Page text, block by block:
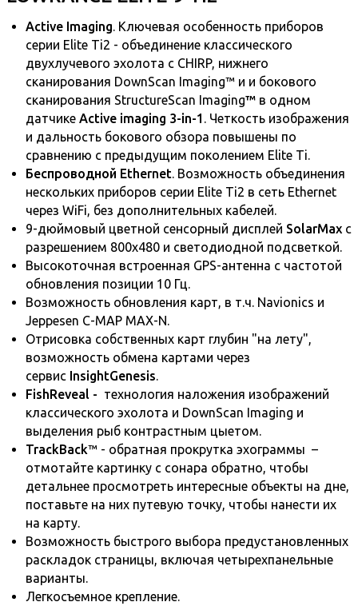
Active Imaging. Ключевая особенность приборов
серии Elite Ti2 - объединение классического
двухлучевого эхолота с CHIRP, нижнего
сканирования DownScan Imaging™ и и бокового
сканирования StructureScan Imaging™ в одном
датчике Active imaging 3-in-1 . Четкость изображения
и дальность бокового обзора повышены по
сравнению с предыдущим поколением Elite Ti.
Беспроводной Ethernet. Возможность объединения
нескольких приборов серии Elite Ti2 в сеть Ethernet
через WiFi, без дополнительных кабелей.
9-дюймовый цветной сенсорный дисплей SolarMax c
разрешением 800x480 и светодиодной подсветкой.
Высокоточная встроенная GPS-антенна с частотой
обновления позиции 10 Гц.
Возможность обновления карт, в т.ч. Navionics и
Jeppesen C-MAP MAX-N.
Отрисовка собственных карт глубин "на лету",
возможность обмена картами через
сервис InsightGenesis.
FishReveal - технология наложения изображений
классического эхолота и DownScan Imaging и
выделения рыб контрастным цыетом.
TrackBack™ - обратная прокрутка эхограммы –
отмотайте картинку c сонара обратно, чтобы
детальнее просмотреть интересные объекты на дне,
поставьте на них путевую точку, чтобы нанести их
на карту.
Возможность быстрого выбора предустановленных
раскладок страницы, включая четырехпанельные
варианты.
Легкосъемное крепление.